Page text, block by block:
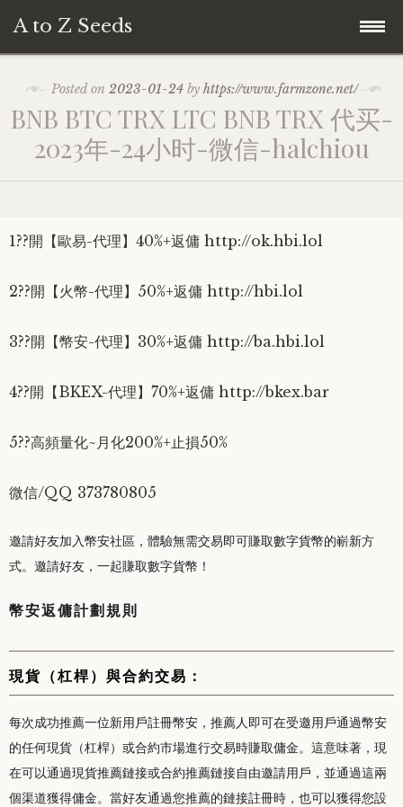
A to Z Seeds
content
HomePosted on 2023-01-24by https://www.farmzone.net/
BNB BTC TRX LTC BNB TRX 代买-
2023年-24小时-微信-halchiou
1??開【歐易-代理】40%+返傭 http://ok.hbi.lol
2??開【火幣-代理】50%+返傭 http://hbi.lol
3??開【幣安-代理】30%+返傭 http://ba.hbi.lol
4??開【BKEX-代理】70%+返傭 http://bkex.bar
5??高頻量化~月化200%+止損50%
微信/QQ 373780805
邀請好友加入幣安社區，體驗無需交易即可賺取數字貨幣的嶄新方
式。邀請好友，一起賺取數字貨幣！
幣安返傭計劃規則
現貨（杠桿）與合約交易：
每次成功推薦一位新用戶註冊幣安，推薦人即可在受邀用戶通過幣安
的任何現貨（杠桿）或合約市場進行交易時賺取傭金。這意味著，現
在可以通過現貨推薦鏈接或合約推薦鏈接自由邀請用戶，並通過這兩
個渠道獲得傭金。當好友通過您推薦的鏈接註冊時，也可以獲得您設